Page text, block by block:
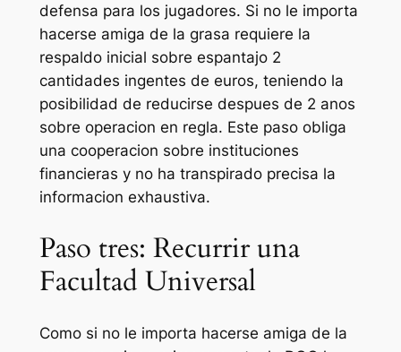
defensa para los jugadores. Si no le importa
hacerse amiga de la grasa requiere la
respaldo inicial sobre espantajo 2
cantidades ingentes de euros, teniendo la
posibilidad de reducirse despues de 2 anos
sobre operacion en regla. Este paso obliga
una cooperacion sobre instituciones
financieras y no ha transpirado precisa la
informacion exhaustiva.
Paso tres: Recurrir una
Facultad Universal
Como si no le importa hacerse amiga de la